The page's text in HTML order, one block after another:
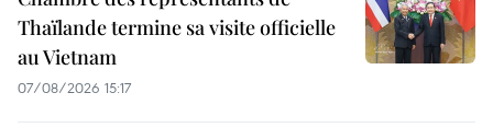
Thaïlande termine sa visite officielle
au Vietnam
07/08/2026 15:17